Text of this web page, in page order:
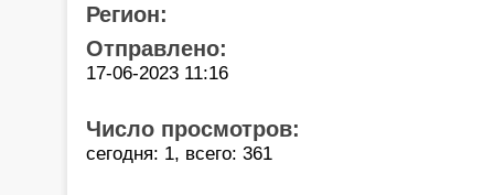
Регион:
Отправлено:
17-06-2023 11:16
Число просмотров:
сегодня: 1, всего: 361